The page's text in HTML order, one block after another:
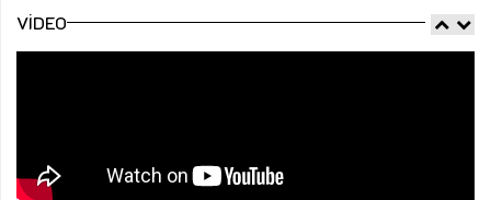
VIDEO